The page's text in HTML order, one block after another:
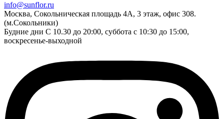
info@sunflor.ru
Москва, Сокольническая площадь 4А, 3 этаж, офис 308.
(м.Сокольники)
Будние дни C 10.30 до 20:00, суббота с 10:30 до 15:00,
воскресенье-выходной